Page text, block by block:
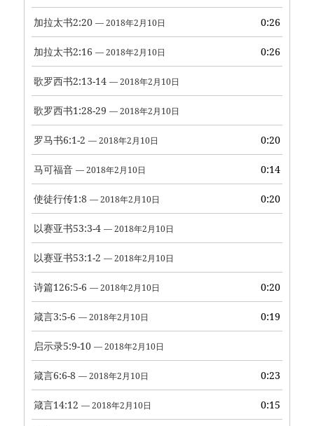
加拉太书2:20 — 2018年2月10日 0:26
加拉太书2:16 — 2018年2月10日 0:26
歌罗西书2:13-14 — 2018年2月10日
歌罗西书1:28-29 — 2018年2月10日
罗马书6:1-2 — 2018年2月10日 0:20
马可福音 — 2018年2月10日 0:14
使徒行传1:8 — 2018年2月10日 0:20
以赛亚书53:3-4 — 2018年2月10日
以赛亚书53:1-2 — 2018年2月10日
诗篇126:5-6 — 2018年2月10日 0:20
箴言3:5-6 — 2018年2月10日 0:19
启示录5:9-10 — 2018年2月10日
箴言6:6-8 — 2018年2月10日 0:23
箴言14:12 — 2018年2月10日 0:15